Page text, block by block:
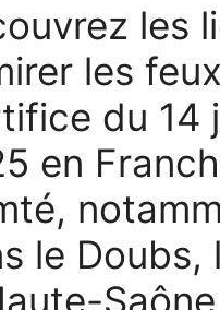
les
les feux
du 14
en
le Doubs,